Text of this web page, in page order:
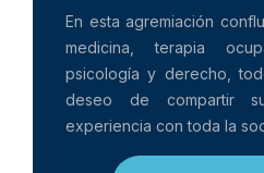
En esta agremiación
medicina, terapia
psicología y derecho,
deseo de compartir
experiencia con toda la